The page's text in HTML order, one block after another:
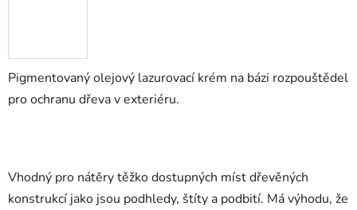
Pigmentovaný olejový lazurovací krém na bázi rozpouštědel
pro ochranu dřeva v exteriéru.
Vhodný pro nátěry těžko dostupných míst dřevěných
konstrukcí jako jsou podhledy, štíty a podbití. Má výhodu, že